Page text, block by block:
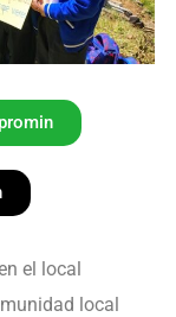
el local
local